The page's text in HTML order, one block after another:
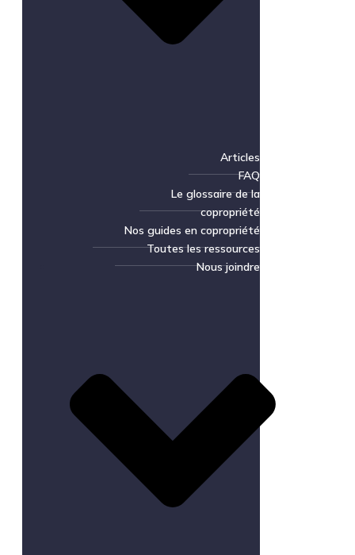
Articles
FAQ
Le glossaire de la
copropriété
Nos guides en copropriété
Toutes les ressources
Nous joindre